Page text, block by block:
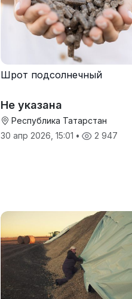
Шрот подсолнечный
Не указана
Республика Татарстан
30 апр 2026, 15:01 • 2 947